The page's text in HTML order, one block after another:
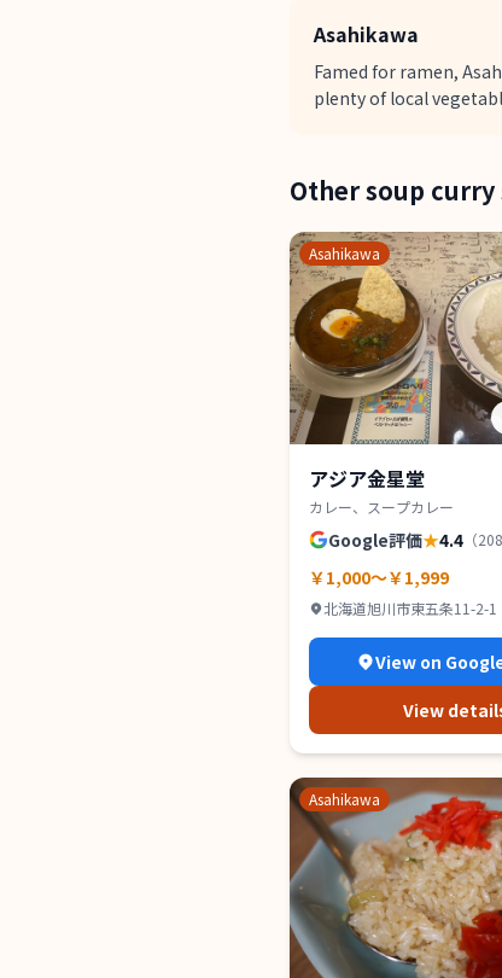
Asahikawa
Famed for ramen,
plenty of local
Other soup curry
Asahikawa
アジア金星堂
カレー、スープカレー
Google評価★4.4 （208
￥1,000～￥1,999
北海道旭川市東五条11-2-1
View on
View
Asahikawa